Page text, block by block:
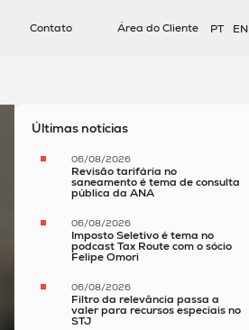
Contato Área do Cliente PT EN
Últimas notícias
06/08/2026
Revisão tarifária no
saneamento é tema de consulta
pública da ANA
06/08/2026
Imposto Seletivo é tema no
podcast Tax Route com o sócio
Felipe Omori
06/08/2026
Filtro da relevância passa a
valer para recursos especiais no
STJ